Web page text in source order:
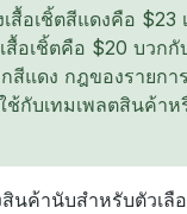
สื้อเชิ้ตสีแดงคือ $23
สื้อเชิ้ตคือ $20 บวก
สีแดง กฎของรายกา
กับเทมเพลตสินค้าห
นค้านับสำหรับตัวเลื